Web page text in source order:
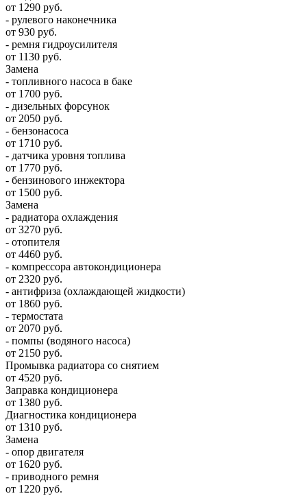
от 1290 руб.
- рулевого наконечника
от 930 руб.
- ремня гидроусилителя
от 1130 руб.
Замена
- топливного насоса в баке
от 1700 руб.
- дизельных форсунок
от 2050 руб.
- бензонасоса
от 1710 руб.
- датчика уровня топлива
от 1770 руб.
- бензинового инжектора
от 1500 руб.
Замена
- радиатора охлаждения
от 3270 руб.
- отопителя
от 4460 руб.
- компрессора автокондиционера
от 2320 руб.
- антифриза (охлаждающей жидкости)
от 1860 руб.
- термостата
от 2070 руб.
- помпы (водяного насоса)
от 2150 руб.
Промывка радиатора со снятием
от 4520 руб.
Заправка кондиционера
от 1380 руб.
Диагностика кондиционера
от 1310 руб.
Замена
- опор двигателя
от 1620 руб.
- приводного ремня
от 1220 руб.